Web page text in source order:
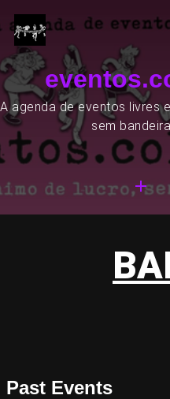
A agenda de eventos livres
sem
Past Events